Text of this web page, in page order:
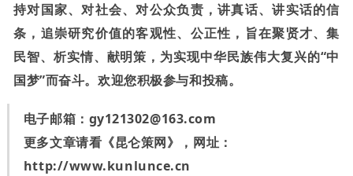
持对国家、对社会、对公众负责，讲真话、讲实话的信
条，追崇研究价值的客观性、公正性，旨在聚贤才、集
民智、析实情、献明策，为实现中华民族伟大复兴的“中
国梦”而奋斗。欢迎您积极参与和投稿。
电子邮箱： gy121302@163.com
更多文章请看《昆仑策网》，网址：
http://www.kunlunce.cn